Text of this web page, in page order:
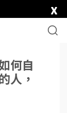
x
何自
人，